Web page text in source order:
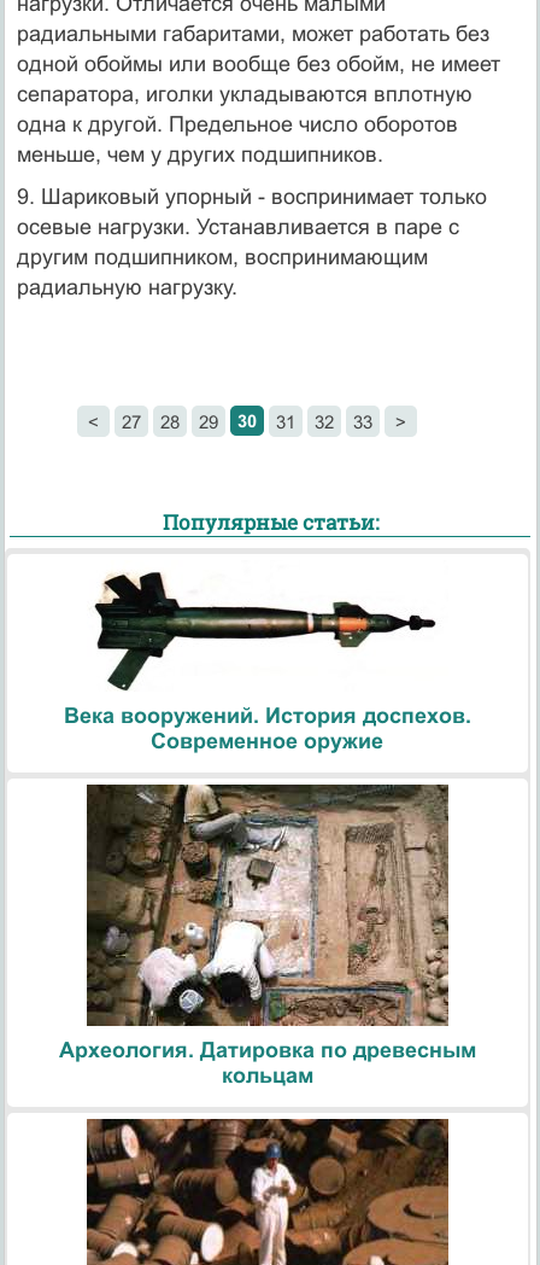
радиальными габаритами, может работать без
одной обоймы или вообще без обойм, не имеет
сепаратора, иголки укладываются вплотную
одна к другой. Предельное число оборотов
меньше, чем у других подшипников.
9. Шариковый упорный - воспринимает только
осевые на­грузки. Устанавливается в паре с
другим подшипником, вос­принимающим
радиальную нагрузку.
< 27 28 29 30 31 32 33 >
Популярные статьи:
Века вооружений. История доспехов.
Современное оружие
Археология. Датировка по древесным
кольцам